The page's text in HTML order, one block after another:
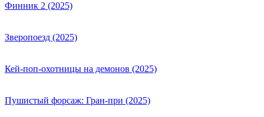
Финник 2 (2025)
Зверопоезд (2025)
Кей-поп-охотницы на демонов (2025)
Пушистый форсаж: Гран-при (2025)